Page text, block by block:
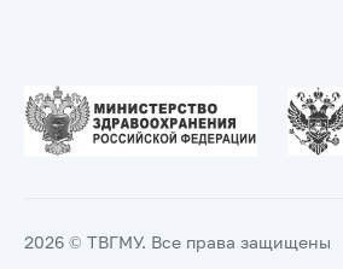
2026 © ТВГМУ. Все права защищены